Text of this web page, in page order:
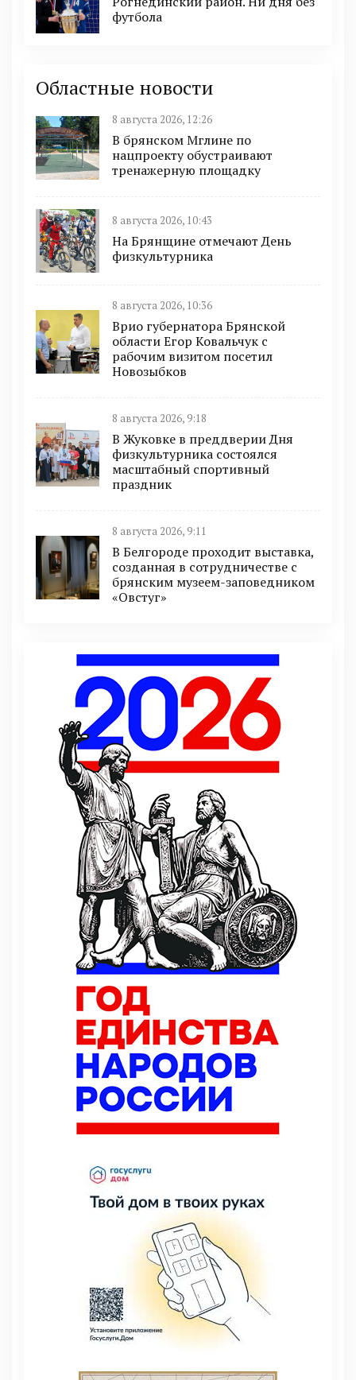
футбола
Областные новости
8 августа 2026, 12:26
В брянском Мглине по
нацпроекту обустраивают
тренажерную площадку
8 августа 2026, 10:43
На Брянщине отмечают День
физкультурника
8 августа 2026, 10:36
Врио губернатора Брянской
области Егор Ковальчук с
рабочим визитом посетил
Новозыбков
8 августа 2026, 9:18
В Жуковке в преддверии Дня
физкультурника состоялся
масштабный спортивный
праздник
8 августа 2026, 9:11
В Белгороде проходит выставка,
созданная в сотрудничестве с
брянским музеем-заповедником
«Овстуг»